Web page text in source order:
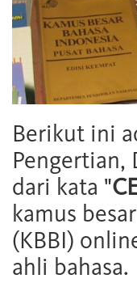
Berikut ini
Pengertian,
dari kata "
kamus
(KBBI)
ahli bahasa.